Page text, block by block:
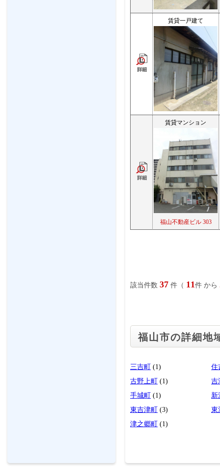
賃貸一戸建て
賃貸マンション
福山不動産ビル 303
該当件数 37 件（ 11件 から
福山市の詳細地
三吉町 (1)
住
古野上町
(1)
吉
手城町
(1)
新
東吉津町
(3)
東
津之郷町
(1)